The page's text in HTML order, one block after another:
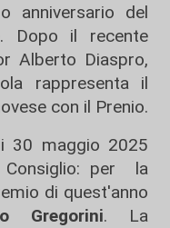
anniversario del
Dopo il recente
Alberto Diaspro,
rappresenta il
con il Prenio.
30 maggio 2025
per
la
di quest'anno
Gregorini. La